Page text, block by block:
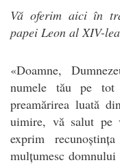
Vă oferim aici în
papei Leon al XIV-
«Doamne,
numele tău pe tot
preamărirea luată
uimire, vă salut
exprim
mulțumesc